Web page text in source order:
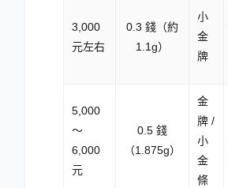
3,000
元左右
0.3 錢（約
1.1g）
小
金
牌
5,000
～
6,000
元
0.5 錢
（1.875g）
金
牌 /
小
金
條